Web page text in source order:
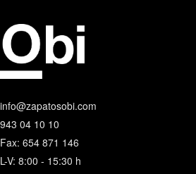
info@zapatosobi.com
943 04 10 10
Fax: 654 871 146
L-V: 8:00 - 15:30 h